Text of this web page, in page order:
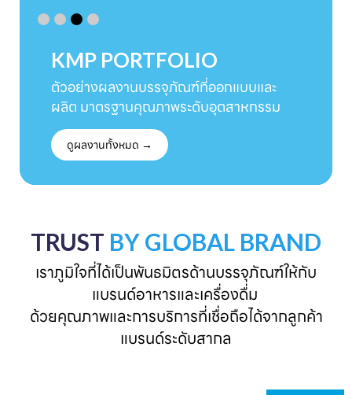
KMP PORTFOLIO
ตัวอย่างผลงานบรรจุภัณฑ์ที่ออกแบบและ
ผลิต มาตรฐานคุณภาพระดับอุตสาหกรรม
ดูผลงานทั้งหมด →
TRUST BY GLOBAL BRAND
เราภูมิใจที่ได้เป็นพันธมิตรด้านบรรจุภัณฑ์ให้กับ
แบรนด์อาหารและเครื่องดื่ม
ด้วยคุณภาพและการบริการที่เชื่อถือได้จากลูกค้า
แบรนด์ระดับสากล